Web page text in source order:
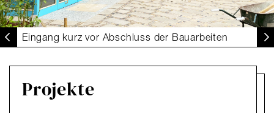
Eingang kurz vor Abschluss der Bauarbeiten
Projekte